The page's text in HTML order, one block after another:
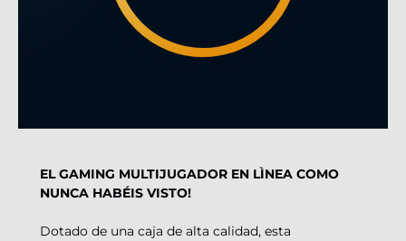
EL GAMING MULTIJUGADOR EN LÌNEA COMO
NUNCA HABÉIS VISTO!
Dotado de una caja de alta calidad, esta